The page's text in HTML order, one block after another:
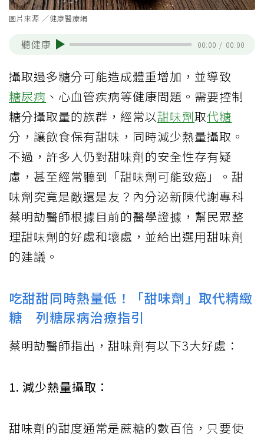
圖片來源 ／健康醫療網
聽健康 00:00 / 00:00
攝取過多糖分可能造成體重增加，並導致
糖尿病 、心血管疾病等健康問題。需要控制
糖分攝取量的族群，經常以甜味劑取代糖
分，讓飲食保有甜味，同時減少熱量攝取。
不過，許多人仍對甜味劑的安全性存有疑
慮，甚至經常聽到「甜味劑可能致癌」。甜
味劑究竟是敵還是友？內分泌新陳代謝專科
蔡明劼醫師根據目前的醫學證據，幫民眾整
理甜味劑的好處和壞處，並給出選用甜味劑
的建議。
吃甜甜同時熱量低！「甜味劑」取代精緻
糖 列糖尿病治療指引
蔡明劼醫師指出，甜味劑有以下3大好處：
1. 減少熱量攝取：
甜味劑的甜度通常是蔗糖的數百倍，只要使